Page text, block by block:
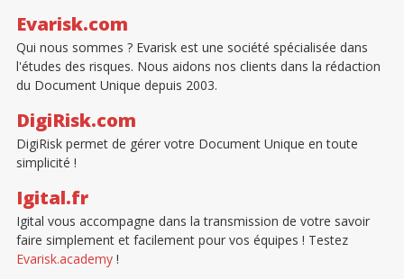
Evarisk.com
Qui nous sommes ? Evarisk est une société spécialisée dans
l'études des risques. Nous aidons nos clients dans la rédaction
du Document Unique depuis 2003.
DigiRisk.com
DigiRisk permet de gérer votre Document Unique en toute
simplicité !
Igital.fr
Igital vous accompagne dans la transmission de votre savoir
faire simplement et facilement pour vos équipes ! Testez
Evarisk.academy!